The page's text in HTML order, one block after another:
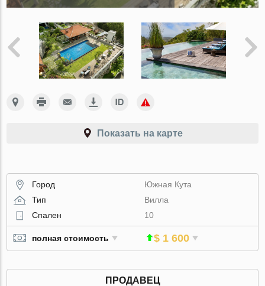
Показать на карте
Город
Южная Кута
Тип
Вилла
Спален
10
полная стоимость $ 1 600
ПРОДАВЕЦ